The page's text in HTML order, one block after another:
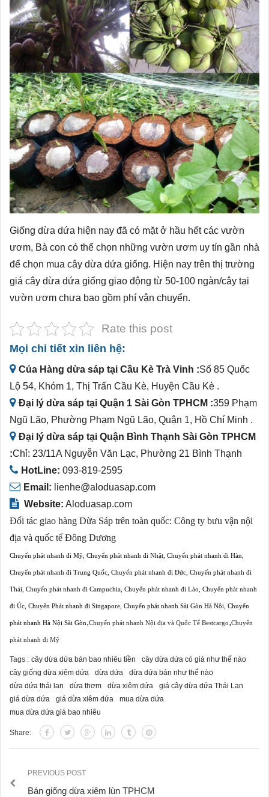
Giống dừa dứa hiện nay đã có mặt ở hầu hết các vườn
ươm, Bà con có thể chọn những vườn ươm uy tín gần nhà
để chọn mua cây dừa dứa giống. Hiện nay trên thị trường
giá cây dừa dứa giống giao động từ 50-100 ngàn/cây tại
vườn ươm chưa bao gồm phí vận chuyển.
Rate this post
Mọi chi tiết xin liên hệ:
Của Hàng dừa sáp tại Cầu Kè Trà Vinh :Số 85 Quốc
Lộ 54, Khóm 1, Thị Trấn Cầu Kè, Huyện Cầu Kè .
Đại lý dừa sáp tại Quận 1 Sài Gòn TPHCM :359 Phạm
Ngũ Lão, Phường Phạm Ngũ Lão, Quận 1, Hồ Chí Minh .
Đại lý dừa sáp tại Quận Bình Thạnh Sài Gòn TPHCM
:Chỉ: 23/11A Nguyễn Văn Lạc, Phường 21 Bình Thạnh
HotLine: 093-819-2595
Email: lienhe@aloduasap.com
Website: Aloduasap.com
Đối tác giao hàng Dừa Sáp trên toàn quốc: Công ty bưu vận nội
địa và quốc tế Đông Dương
Chuyển phát nhanh đi Mỹ, Chuyển phát nhanh đi Nhật, Chuyển phát nhanh đi Hàn,
Chuyển phát nhanh đi Trung Quốc, Chuyển phát nhanh đi Đức, Chuyển phát nhanh đi
Thái, Chuyển phát nhanh đi Campuchia, Chuyển phát nhanh đi Lào, Chuyển phát nhanh
đi Úc, Chuyển Phát nhanh đi Singapore, Chuyển phát nhanh Sài Gòn Hà Nội, Chuyển
phát nhanh Hà Nội Sài Gòn,Chuyển phát nhanh Nội địa và Quốc Tế Bestcargo,Chuyển
phát nhanh đi Mỹ
Tags : cây dừa dứa bán bao nhiêu tiền
cây dừa dứa có giá như thế nào
cây giống dừa xiêm dứa
dừa dứa
dừa dứa bán như thế nào
dừa dứa thái lan
dừa thơm dừa xiêm dứa
giá cây dừa dứa Thái Lan
giá dừa dứa
giá dừa xiêm dứa
mua dừa dứa
mua dừa dứa giá bao nhiêu
Share:
PREVIOUS POST
Bán giống dừa xiêm lùn TPHCM